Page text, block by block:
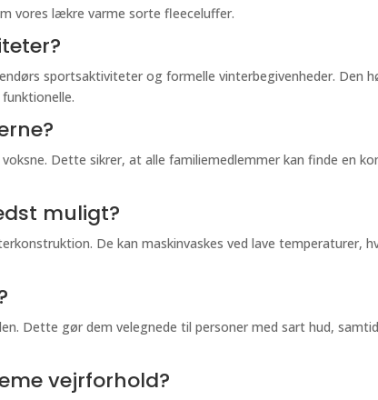
vores lækre varme sorte fleeceluffer.
sportsaktiviteter og formelle vinterbegivenheder. Den
Dette sikrer, at alle familiemedlemmer kan finde en
muligt?
De kan maskinvaskes ved lave temperaturer,
Dette gør dem velegnede til personer med sart hud,
vejrforhold?